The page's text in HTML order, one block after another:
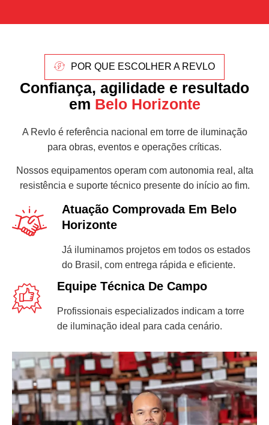
POR QUE ESCOLHER A REVLO
Confiança, agilidade e resultado
em Belo Horizonte
A Revlo é referência nacional em torre de iluminação
para obras, eventos e operações críticas.
Nossos equipamentos operam com autonomia real, alta
resistência e suporte técnico presente do início ao fim.
Atuação Comprovada Em Belo
Horizonte
Já iluminamos projetos em todos os estados
do Brasil, com entrega rápida e eficiente.
Equipe Técnica De Campo
Profissionais especializados indicam a torre
de iluminação ideal para cada cenário.